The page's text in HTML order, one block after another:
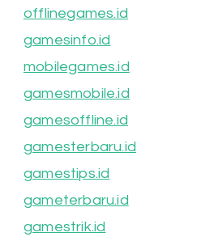
offlinegames.id
gamesinfo.id
mobilegames.id
gamesmobile.id
gamesoffline.id
gamesterbaru.id
gamestips.id
gameterbaru.id
gamestrik.id